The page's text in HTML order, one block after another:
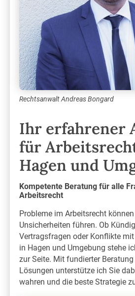
Ihr erfahrener
für
Hagen und
Kompetente Beratung für alle
Arbeitsrecht
Probleme im Arbeitsrecht
Unsicherheiten führen. Ob
Vertragsfragen oder Konflikte
in Hagen und Umgebung stehe
zur Seite. Mit fundierter
Lösungen unterstütze ich Sie
wahren und die beste Strategie
Rechtsanwalt Andreas Bongard